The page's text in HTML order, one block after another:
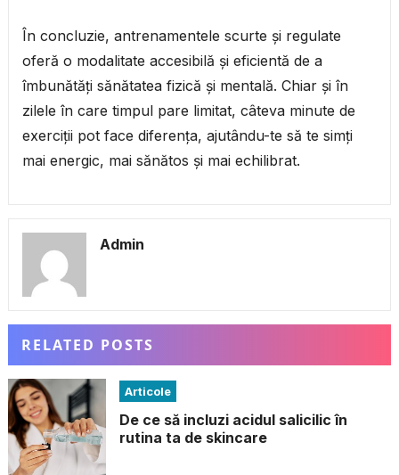
În concluzie, antrenamentele scurte și regulate
oferă o modalitate accesibilă și eficientă de a
îmbunătăți sănătatea fizică și mentală. Chiar și în
zilele în care timpul pare limitat, câteva minute de
exerciții pot face diferența, ajutându-te să te simți
mai energic, mai sănătos și mai echilibrat.
Admin
RELATED POSTS
Articole
De ce să incluzi acidul salicilic în
rutina ta de skincare